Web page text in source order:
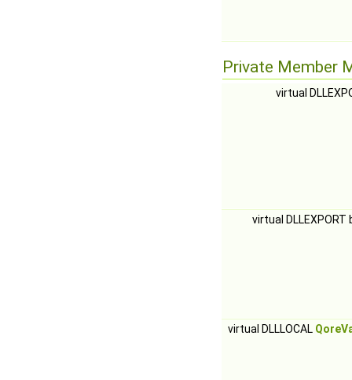
Private Member
virtual
virtual DLLEXPORT
virtual DLLLOCAL